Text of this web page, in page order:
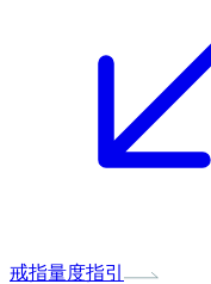
戒指量度指引